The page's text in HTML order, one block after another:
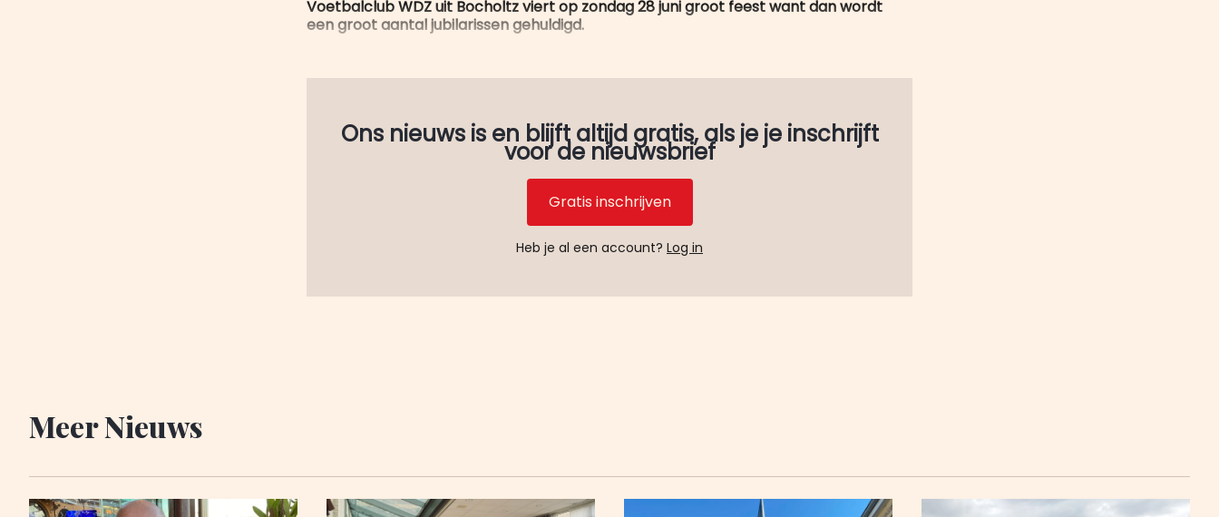
Voetbalclub WDZ uit Bocholtz viert op zondag 28 juni groot feest want dan wordt
een groot aantal jubilarissen gehuldigd.
Ons nieuws is en blijft altijd gratis, als je je inschrijft
voor de nieuwsbrief
Gratis inschrijven
Heb je al een account? Log in
Meer Nieuws